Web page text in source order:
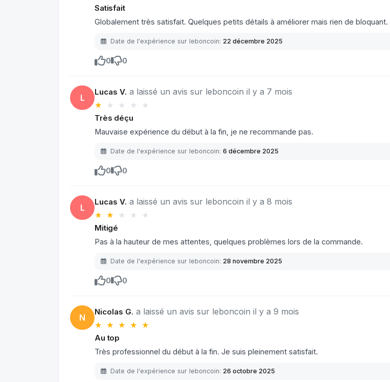
Satisfait
Globalement très satisfait. Quelques petits détails à améliorer mais rien de bloquant.
Date de l'expérience sur leboncoin: 22 décembre 2025
0 0
L
Lucas V. a laissé un avis sur leboncoin il y a 7 mois
★ ★ ★ ★ ★
Très déçu
Mauvaise expérience du début à la fin, je ne recommande pas.
Date de l'expérience sur leboncoin: 6 décembre 2025
0 0
L
Lucas V. a laissé un avis sur leboncoin il y a 8 mois
★ ★ ★ ★ ★
Mitigé
Pas à la hauteur de mes attentes, quelques problèmes lors de la commande.
Date de l'expérience sur leboncoin: 28 novembre 2025
0 0
N
Nicolas G. a laissé un avis sur leboncoin il y a 9 mois
★ ★ ★ ★ ★
Au top
Très professionnel du début à la fin. Je suis pleinement satisfait.
Date de l'expérience sur leboncoin: 26 octobre 2025